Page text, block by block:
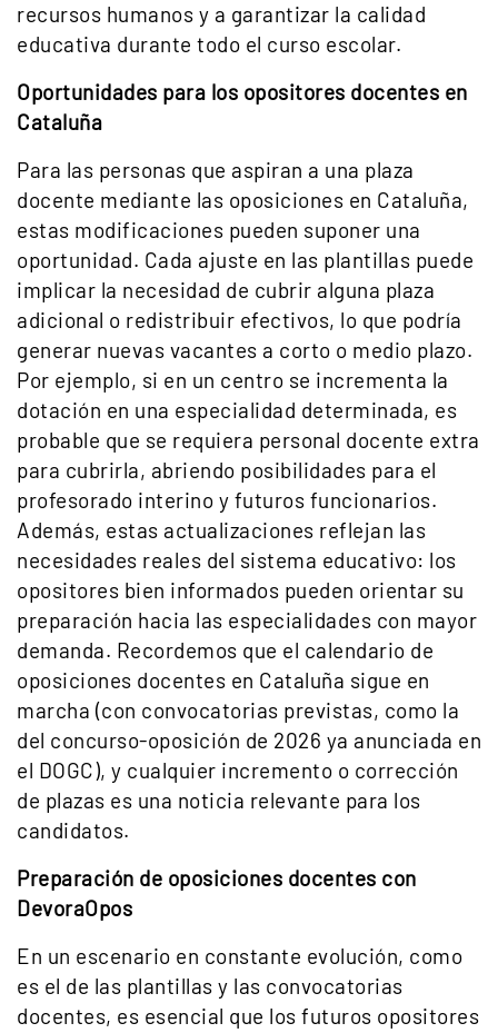
recursos humanos y a garantizar la calidad
educativa durante todo el curso escolar.
Oportunidades para los opositores docentes en
Cataluña
Para las personas que aspiran a una plaza
docente mediante las oposiciones en Cataluña,
estas modificaciones pueden suponer una
oportunidad. Cada ajuste en las plantillas puede
implicar la necesidad de cubrir alguna plaza
adicional o redistribuir efectivos, lo que podría
generar nuevas vacantes a corto o medio plazo.
Por ejemplo, si en un centro se incrementa la
dotación en una especialidad determinada, es
probable que se requiera personal docente extra
para cubrirla, abriendo posibilidades para el
profesorado interino y futuros funcionarios.
Además, estas actualizaciones reflejan las
necesidades reales del sistema educativo: los
opositores bien informados pueden orientar su
preparación hacia las especialidades con mayor
demanda. Recordemos que el calendario de
oposiciones docentes en Cataluña sigue en
marcha (con convocatorias previstas, como la
del concurso-oposición de 2026 ya anunciada en
el DOGC), y cualquier incremento o corrección
de plazas es una noticia relevante para los
candidatos.
Preparación de oposiciones docentes con
DevoraOpos
En un escenario en constante evolución, como
es el de las plantillas y las convocatorias
docentes, es esencial que los futuros opositores